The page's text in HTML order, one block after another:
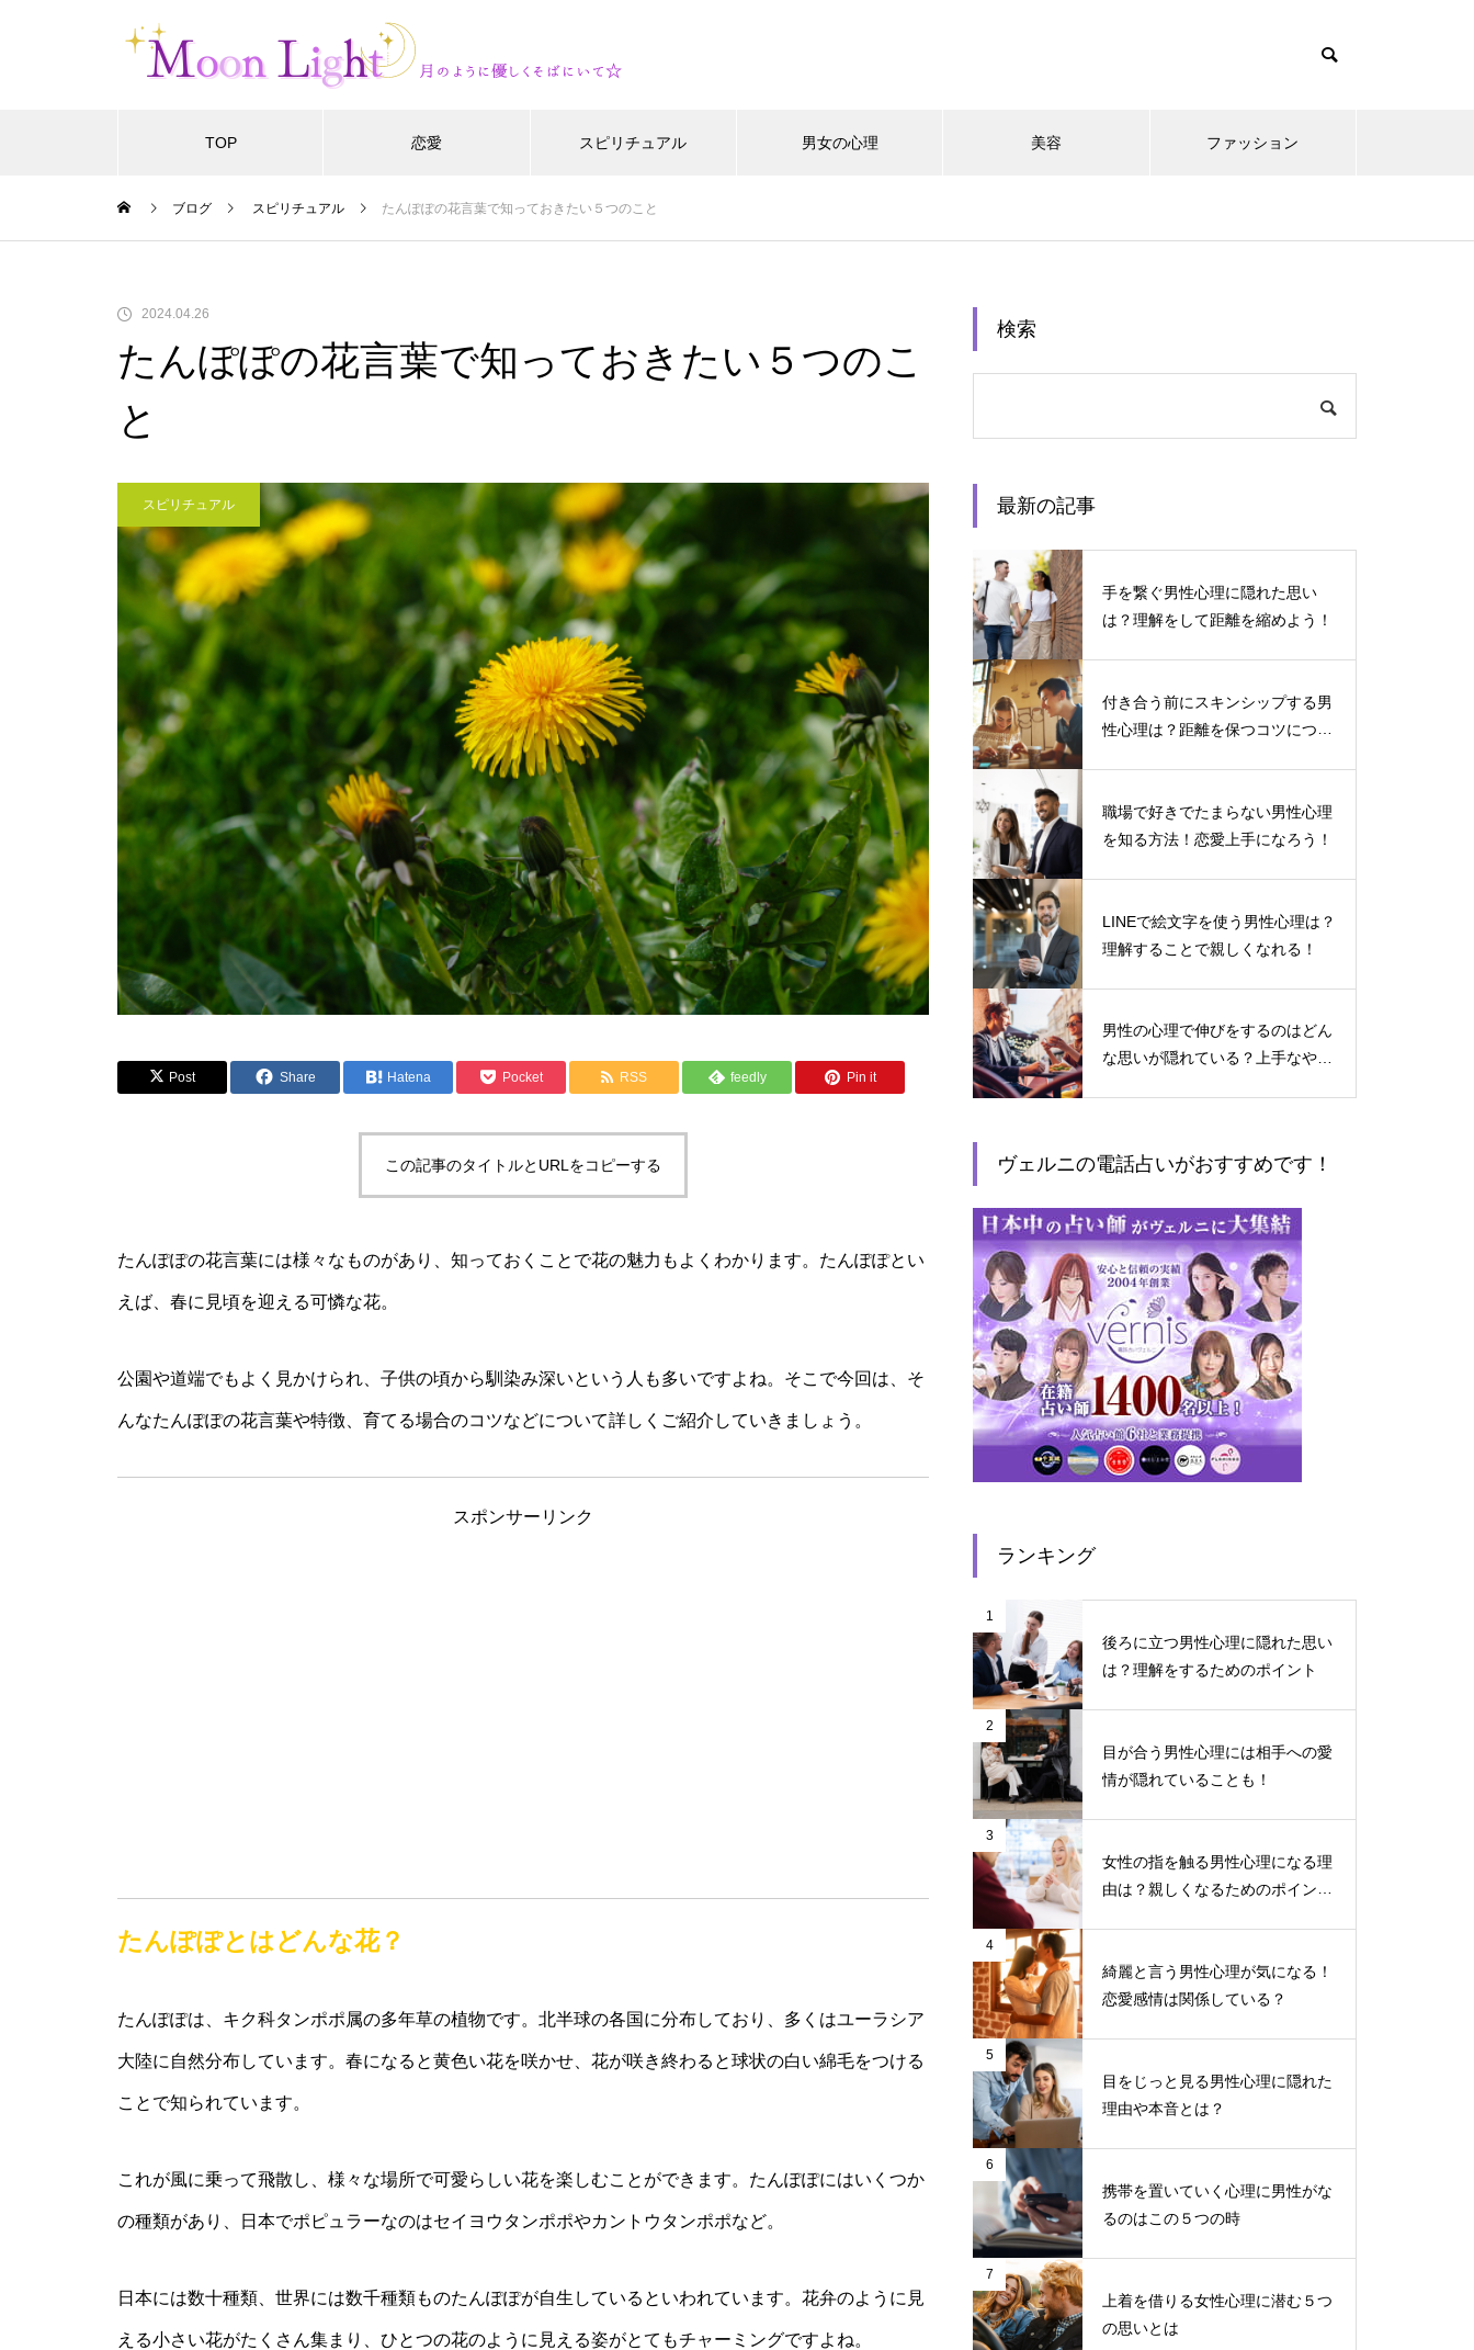
TOP 恋愛 スピリチュアル 男女の心理 美容 ファッション
ブログ スピリチュアル たんぽぽの花言葉で知っておきたい５つのこと
2024.04.26
たんぽぽの花言葉で知っておきたい５つのこ
と
スピリチュアル
Post Share Hatena Pocket RSS feedly Pin it
この記事のタイトルとURLをコピーする
たんぽぽの花言葉には様々なものがあり、知っておくことで花の魅力もよくわかります。たんぽぽとい
えば、春に見頃を迎える可憐な花。
公園や道端でもよく見かけられ、子供の頃から馴染み深いという人も多いですよね。そこで今回は、そ
んなたんぽぽの花言葉や特徴、育てる場合のコツなどについて詳しくご紹介していきましょう。
スポンサーリンク
たんぽぽとはどんな花？
たんぽぽは、キク科タンポポ属の多年草の植物です。北半球の各国に分布しており、多くはユーラシア
大陸に自然分布しています。春になると黄色い花を咲かせ、花が咲き終わると球状の白い綿毛をつける
ことで知られています。
これが風に乗って飛散し、様々な場所で可愛らしい花を楽しむことができます。たんぽぽにはいくつか
の種類があり、日本でポピュラーなのはセイヨウタンポポやカントウタンポポなど。
日本には数十種類、世界には数千種類ものたんぽぽが自生しているといわれています。花弁のように見
える小さい花がたくさん集まり、ひとつの花のように見える姿がとてもチャーミングですよね。
検索
最新の記事
手を繋ぐ男性心理に隠れた思い
は？理解をして距離を縮めよう！
付き合う前にスキンシップする男
性心理は？距離を保つコツについ
職場で好きでたまらない男性心理
を知る方法！恋愛上手になろう！
LINEで絵文字を使う男性心理は？
理解することで親しくなれる！
男性の心理で伸びをするのはどん
な思いが隠れている？上手なやり
ヴェルニの電話占いがおすすめです！
ランキング
1
後ろに立つ男性心理に隠れた思い
は？理解をするためのポイント
2
目が合う男性心理には相手への愛
情が隠れていることも！
3
女性の指を触る男性心理になる理
由は？親しくなるためのポイント
4
綺麗と言う男性心理が気になる！
恋愛感情は関係している？
5
目をじっと見る男性心理に隠れた
理由や本音とは？
6
携帯を置いていく心理に男性がな
るのはこの５つの時
7
上着を借りる女性心理に潜む５つ
の思いとは